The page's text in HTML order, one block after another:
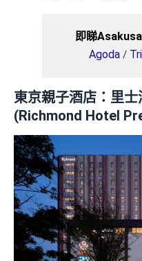
即睇
Agoda /
東京親子酒店：里
(Richmond Hotel